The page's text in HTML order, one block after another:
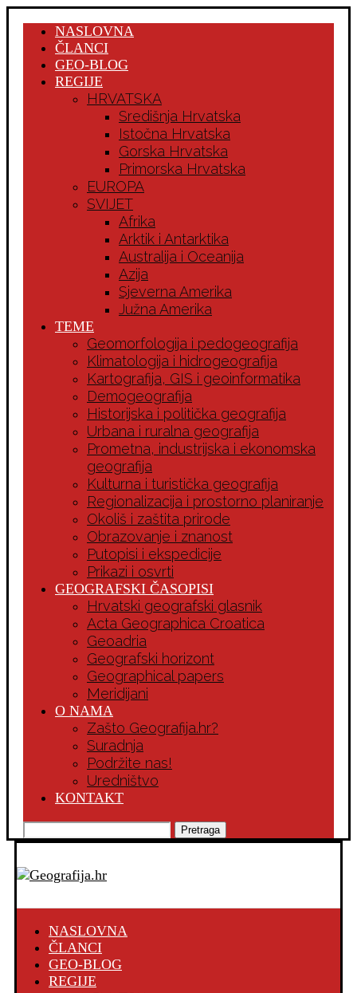
NASLOVNA
ČLANCI
GEO-BLOG
REGIJE
HRVATSKA
Središnja Hrvatska
Istočna Hrvatska
Gorska Hrvatska
Primorska Hrvatska
EUROPA
SVIJET
Afrika
Arktik i Antarktika
Australija i Oceanija
Azija
Sjeverna Amerika
Južna Amerika
TEME
Geomorfologija i pedogeografija
Klimatologija i hidrogeografija
Kartografija, GIS i geoinformatika
Demogeografija
Historijska i politička geografija
Urbana i ruralna geografija
Prometna, industrijska i ekonomska
geografija
Kulturna i turistička geografija
Regionalizacija i prostorno planiranje
Okoliš i zaštita prirode
Obrazovanje i znanost
Putopisi i ekspedicije
Prikazi i osvrti
GEOGRAFSKI ČASOPISI
Hrvatski geografski glasnik
Acta Geographica Croatica
Geoadria
Geografski horizont
Geographical papers
Meridijani
O NAMA
Zašto Geografija.hr?
Suradnja
Podržite nas!
Uredništvo
KONTAKT
Pretraga
NASLOVNA
ČLANCI
GEO-BLOG
REGIJE